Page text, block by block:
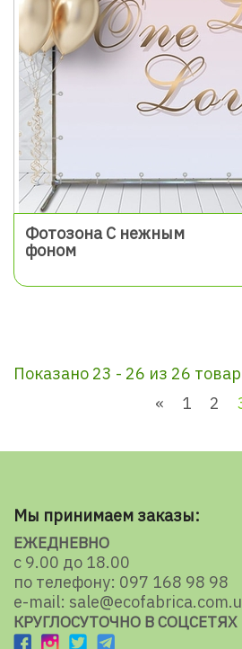
Фотозона С нежным
фоном
Показано 23 - 26 из 26
«
1 2
Мы принимаем заказы:
ЕЖЕДНЕВНО
с 9.00 до 18.00
по телефону: 097 168 98 98
e-mail:
КРУГЛОСУТОЧНО В СОЦСЕТЯХ